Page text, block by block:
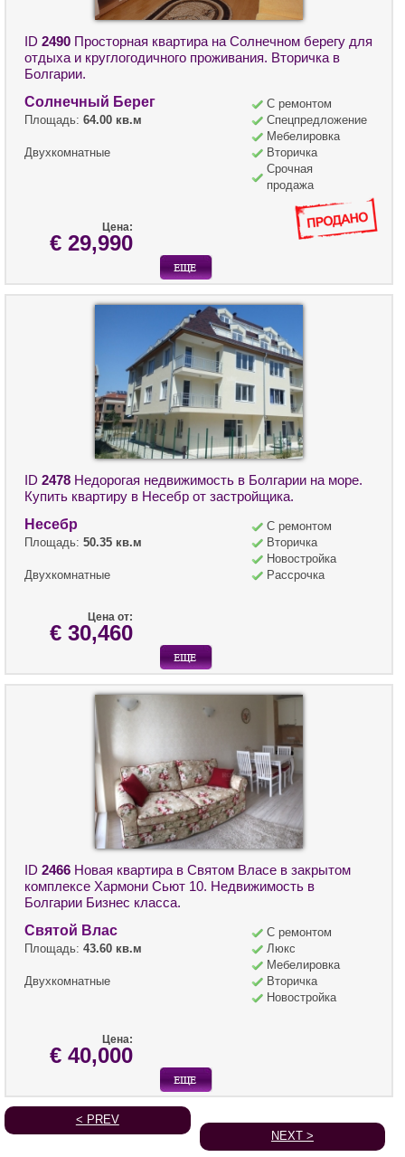
ID 2490 Просторная квартира на Солнечном берегу для
отдыха и круглогодичного проживания. Вторичка в
Болгарии.
Солнечный Берег
Площадь: 64.00 кв.м
Двухкомнатные
С ремонтом
Спецпредложение
Мебелировка
Вторичка
Срочная
продажа
Цена:
€ 29,990
ID 2478 Недорогая недвижимость в Болгарии на море.
Купить квартиру в Несебр от застройщика.
Несебр
Площадь: 50.35 кв.м
Двухкомнатные
С ремонтом
Вторичка
Новостройка
Рассрочка
Цена от:
€ 30,460
ID 2466 Новая квартира в Святом Власе в закрытом
комплексе Хармони Сьют 10. Недвижимость в
Болгарии Бизнес класса.
Святой Влас
Площадь: 43.60 кв.м
Двухкомнатные
С ремонтом
Люкс
Мебелировка
Вторичка
Новостройка
Цена:
€ 40,000
< PREV
NEXT >